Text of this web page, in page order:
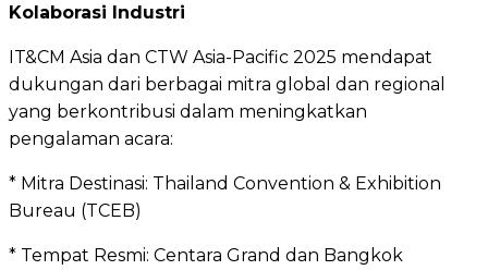
Kolaborasi Industri
IT&CM Asia dan CTW Asia-Pacific 2025 mendapat
dukungan dari berbagai mitra global dan regional
yang berkontribusi dalam meningkatkan
pengalaman acara:
* Mitra Destinasi: Thailand Convention & Exhibition
Bureau (TCEB)
* Tempat Resmi: Centara Grand dan Bangkok